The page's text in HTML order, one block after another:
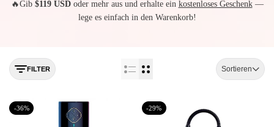
🔥Gib $119 USDoder mehr aus und erhalte ein kostenloses Geschenk—
lege es einfach in den Warenkorb!
FILTER Sortieren
-36% -29%